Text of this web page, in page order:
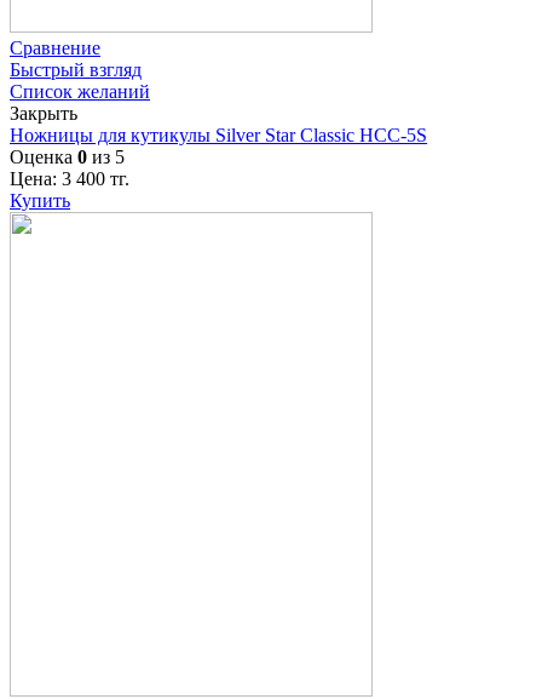
Сравнение
Быстрый взгляд
Список желаний
Закрыть
Ножницы для кутикулы Silver Star Classic НСС-5S
Оценка 0 из 5
Цена: 3 400 тг.
Купить